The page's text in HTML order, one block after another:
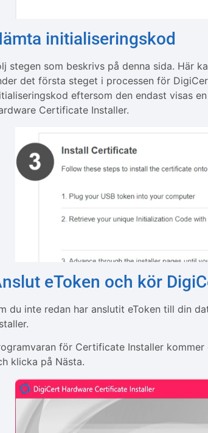
initialiseringskod
stegen som beskrivs på denna sida. Här
det första steget i processen för
eftersom den endast visas
Certificate Installer.
eToken och kör
du inte redan har anslutit eToken till din
för Certificate Installer
klicka på Nästa.